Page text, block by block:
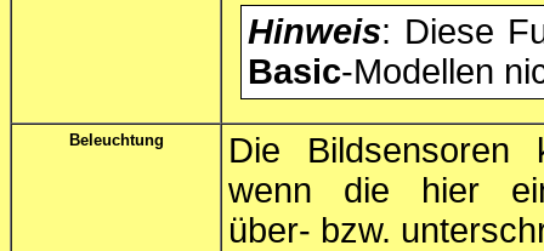
Hinweis: Diese
Basic-Modellen
Beleuchtung
Die Bildsensoren
wenn die hier
über- bzw.